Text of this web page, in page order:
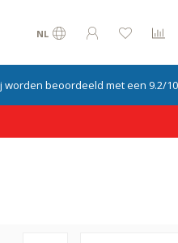
NL
beoordeeld met een 9.2/10